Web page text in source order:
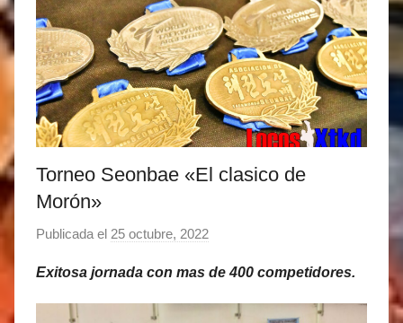
Torneo Seonbae «El clasico de
Morón»
Publicada el 25 octubre, 2022
r
M
Exitosa jornada con mas de 400 competidores.